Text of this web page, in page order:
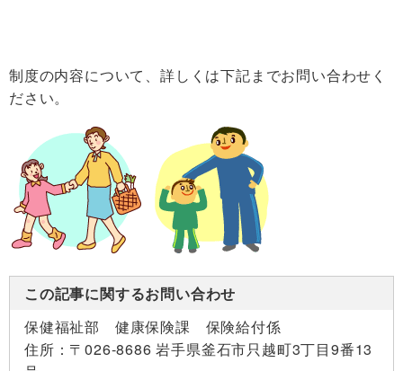
制度の内容について、詳しくは下記までお問い合わせく
ださい。
この記事に関するお問い合わせ
保健福祉部 健康保険課 保険給付係
住所： 〒026-8686 岩手県釜石市只越町3丁目9番13